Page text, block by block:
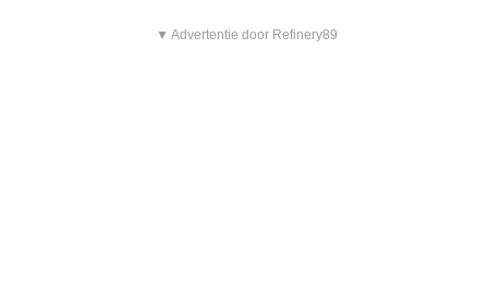
▼ Advertentie door Refinery89